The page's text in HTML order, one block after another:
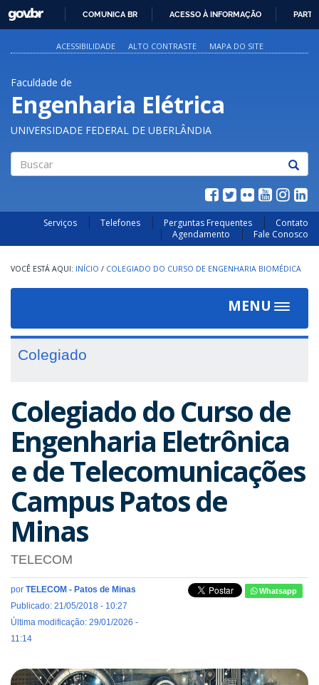
PARA
O
GOVBR
COMUNICA BR ACESSO À INFORMAÇÃO
ACESSIBILIDADE ALTO CONTRASTE MAPA DO SITE
Faculdade de
Engenharia Elétrica
UNIVERSIDADE FEDERAL DE UBERLÂNDIA
Serviços Telefones Perguntas Frequentes
Contato
Agendamento
Fale Conosco
INÍCIO / COLEGIADO DO CURSO DE ENGENHARIA BIOMÉDICA
MENU
Toggle
Colegiado
Colegiado do Curso de
Engenharia Eletrônica
e de Telecomunicações
Campus Patos de
Minas
TELECOM
por TELECOM - Patos de Minas
Publicado: 21/05/2018 - 10:27
Última modificação: 29/01/2026 -
11:14
Whatsapp